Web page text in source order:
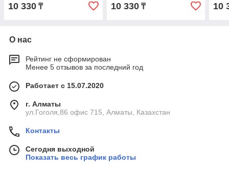
10 330 ₸ 10 330₸ 10
О нас
Рейтинг не сформирован
Менее 5 отзывов за последний год
Работает с 15.07.2020
г. Алматы
ул.Гоголя,86 офис 715, Алматы, Казахстан
Контакты
Сегодня выходной
Показать весь график работы